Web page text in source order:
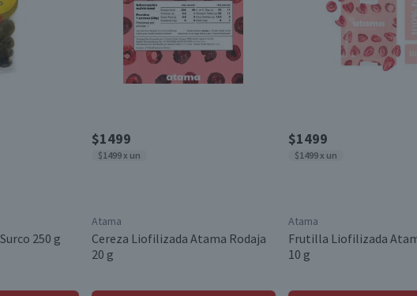
250 g
$1499
$1499 x un
Atama
Cereza Liofilizada Atama Rodaja
20 g
$1499
$1499 x un
Atama
Frutilla Liofilizada
10 g